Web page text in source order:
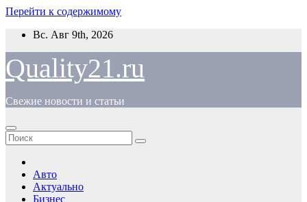
Перейти к содержимому
Вс. Авг 9th, 2026
Quality21.ru
Свежие новости и статьи
Авто
Актуально
Бизнес